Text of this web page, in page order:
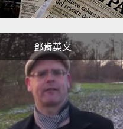
鄧肯英文